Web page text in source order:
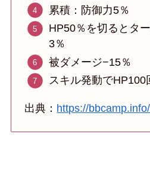
累積：防御力5％
HP50％を切るとタ
3％
被ダメージ−15％
スキル発動でHP100
出典： https://